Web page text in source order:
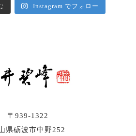
〒939-1322
県砺波市中野252
Instagram でフォロー